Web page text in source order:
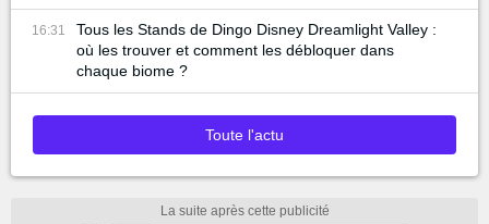
16:31
Tous les Stands de Dingo Disney Dreamlight Valley :
où les trouver et comment les débloquer dans
chaque biome ?
Toute l'actu